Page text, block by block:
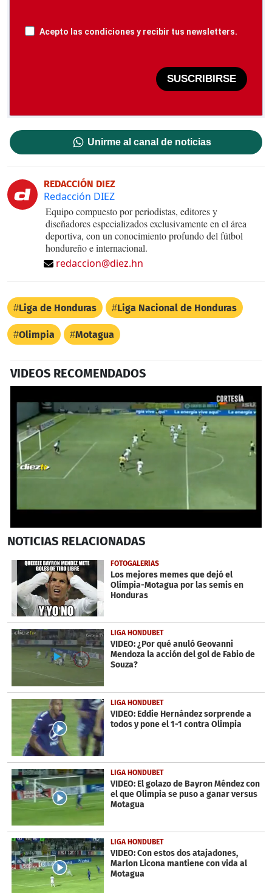
Acepto las condiciones y recibir tus newsletters.
SUSCRIBIRSE
Unirme al canal de noticias
REDACCIÓN DIEZ
Redacción DIEZ
Equipo compuesto por periodistas, editores y
diseñadores especializados exclusivamente en el área
deportiva, con un conocimiento profundo del fútbol
hondureño e internacional.
redaccion@diez.hn
Liga de Honduras Liga Nacional de Honduras
Olimpia Motagua
VIDEOS RECOMENDADOS
seconds
32
seconds
NOTICIAS RELACIONADAS
FOTOGALERÍAS
Los mejores memes que dejó el
Olimpia-Motagua por las semis en
Honduras
LIGA HONDUBET
VIDEO: ¿Por qué anuló Geovanni
Mendoza la acción del gol de Fabio de
Souza?
LIGA HONDUBET
VIDEO: Eddie Hernández sorprende a
todos y pone el 1-1 contra Olimpia
LIGA HONDUBET
VIDEO: El golazo de Bayron Méndez con
el que Olimpia se puso a ganar versus
Motagua
LIGA HONDUBET
VIDEO: Con estos dos atajadones,
Marlon Licona mantiene con vida al
Motagua